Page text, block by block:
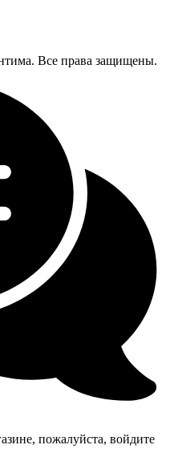
Все права защищены.
пожалуйста, войдите